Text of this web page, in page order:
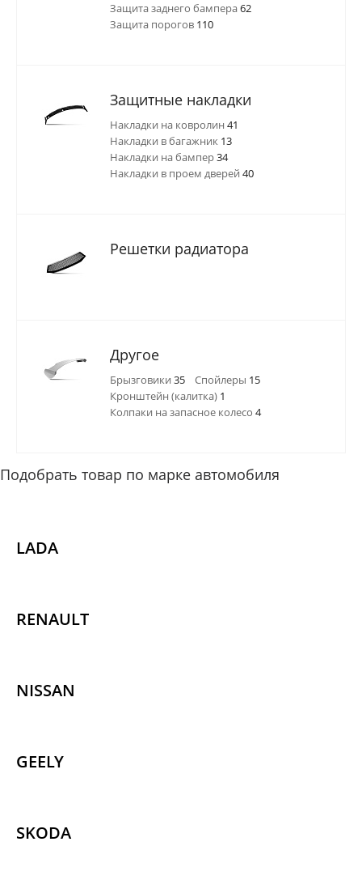
Защита заднего бампера62
Защита порогов 110
Защитные накладки
Накладки на ковролин 41
Накладки в багажник 13
Накладки на бампер34
Накладки в проем дверей 40
Решетки радиатора
Другое
Брызговики 35 Спойлеры 15
Кронштейн (калитка) 1
Колпаки на запасное колесо 4
Подобрать товар по марке автомобиля
LADA
RENAULT
NISSAN
GEELY
SKODA